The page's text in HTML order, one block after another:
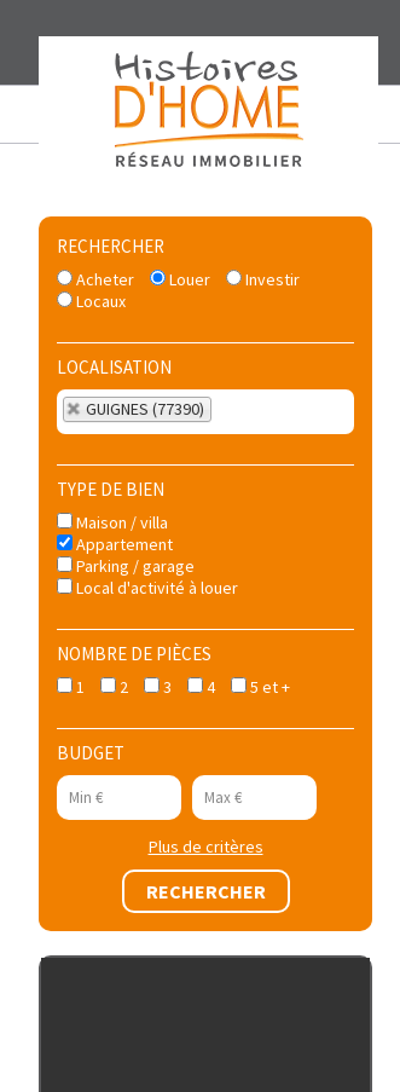
RECHERCHER
Acheter Louer
Investir
Locaux
LOCALISATION
GUIGNES (77390)
TYPE DE BIEN
Maison / villa
Appartement
Parking / garage
Local d'activité à louer
NOMBRE DE PIÈCES
1 2 3 4 5 et +
BUDGET
Plus de critères